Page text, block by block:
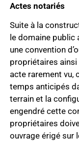
Actes notariés
Suite à la
le domaine public
une convention
propriétaires ainsi
acte rarement vu,
temps anticipés
terrain et la
engendré cette
propriétaires
ouvrage érigé sur